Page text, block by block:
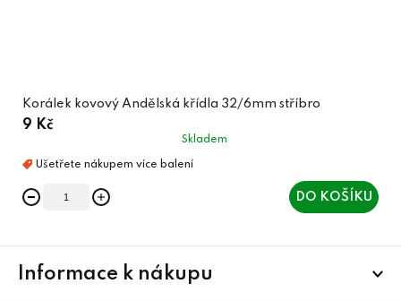
Korálek kovový Andělská křídla 32/6mm stříbro
9 Kč
Skladem
DO KOŠÍKU
Informace k nákupu